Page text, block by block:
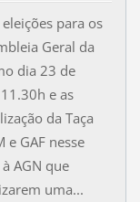
para os
Geral da
dia 23 de
e as
da Taça
e GAF nesse
AGN que
uma...